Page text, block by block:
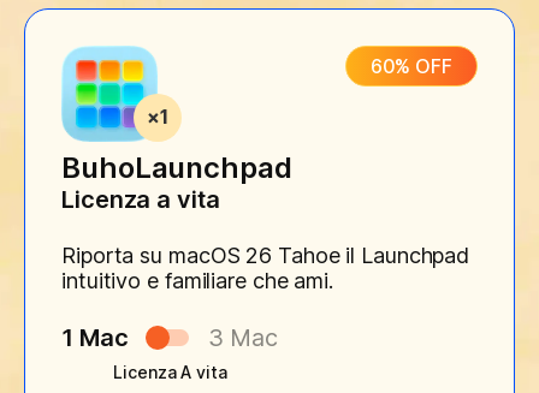
60% OFF
BuhoLaunchpad
Licenza a vita
Riporta su macOS 26 Tahoe il Launchpad
intuitivo e familiare che ami.
1 Mac 3 Mac
Licenza A vita